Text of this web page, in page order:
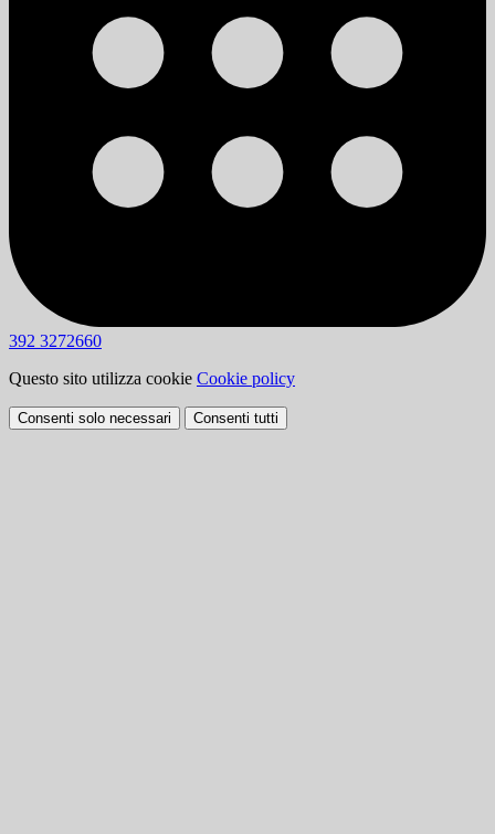
392 3272660
Questo sito utilizza cookie Cookie policy
Consenti solo necessari Consenti tutti